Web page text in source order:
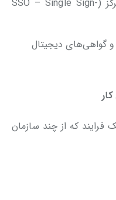
سامانه‌های احراز هویت متمرکز (SSO – Single Sign-
فرایند که از چند سازمان